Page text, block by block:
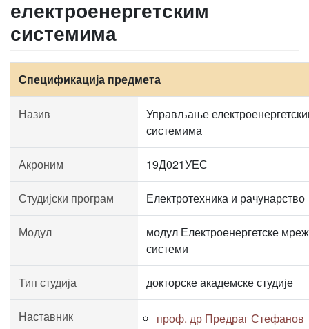
електроенергетским
системима
Спецификација предмета
Назив
Управљање
системима
Акроним 19Д021УЕС
Студијски програм Електротехника и рачунарство
Модул
модул Електроенергетске
системи
Тип студија докторске академске студије
Наставник
проф. др Предраг Стефанов